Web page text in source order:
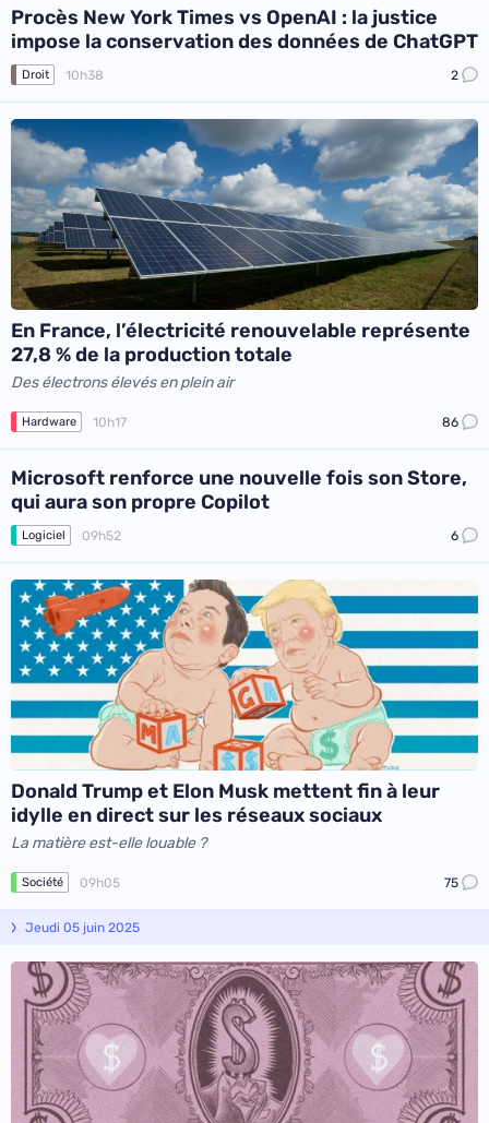
Procès New York Times vs OpenAI : la justice
impose la conservation des données de ChatGPT
Droit 10h38 2
En France, l’électricité renouvelable représente
27,8 % de la production totale
Des électrons élevés en plein air
Hardware 10h17 86
Microsoft renforce une nouvelle fois son Store,
qui aura son propre Copilot
Logiciel 09h52 6
Donald Trump et Elon Musk mettent fin à leur
idylle en direct sur les réseaux sociaux
La matière est-elle louable ?
Société 09h05 75
Jeudi 05 juin 2025